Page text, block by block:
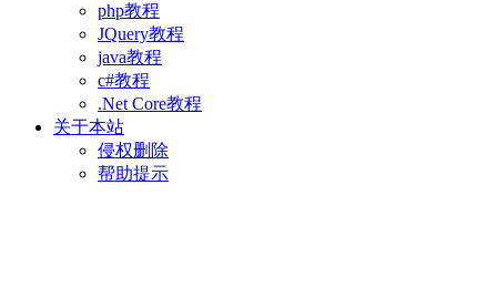
php教程
JQuery教程
java教程
c#教程
.Net Core教程
关于本站
侵权删除
帮助提示